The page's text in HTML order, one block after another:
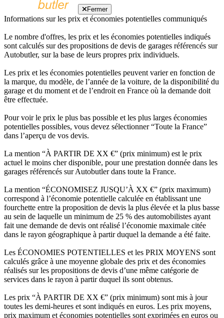
Fermer
Informations sur les prix et économies potentielles communiqués
Le nombre d'offres, les prix et les économies potentielles indiqués
sont calculés sur des propositions de devis de garages référencés sur
Autobutler, sur la base de leurs propres prix individuels.
Les prix et les économies potentielles peuvent varier en fonction de
la marque, du modèle, de l’année de la voiture, de la disponibilité du
garage et du moment et de l’endroit en France où la demande doit
être effectuée.
Pour voir le prix le plus bas possible et les plus larges économies
potentielles possibles, vous devez sélectionner “Toute la France”
dans l’aperçu de vos devis.
La mention “À PARTIR DE XX €” (prix minimum) est le prix
actuel le moins cher disponible, pour une prestation donnée dans les
garages référencés sur Autobutler dans toute la France.
La mention “ÉCONOMISEZ JUSQU’À XX €” (prix maximum)
correspond à l’économie potentielle calculée en établissant une
fourchette entre la proposition de devis la plus élevée et la plus basse
au sein de laquelle un minimum de 25 % des automobilistes ayant
fait une demande de devis ont réalisé l’économie maximale citée
dans le rayon géographique à partir duquel la demande a été faite.
Les ÉCONOMIES POTENTIELLES et les PRIX MOYENS sont
calculés grâce à une moyenne globale des prix et des économies
réalisés sur les propositions de devis d’une même catégorie de
services dans le rayon à partir duquel ils sont obtenus.
Les prix “À PARTIR DE XX €” (prix minimum) sont mis à jour
toutes les demi-heures et sont indiqués en euros. Les prix moyens,
prix maximum et économies potentielles sont exprimées en euros ou